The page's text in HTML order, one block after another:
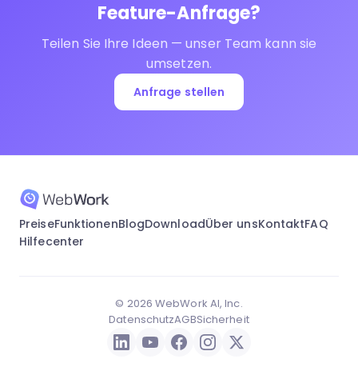
Feature-Anfrage?
Teilen Sie Ihre Ideen — unser Team kann sie
umsetzen.
Anfrage stellen
PreiseFunktionenBlogDownloadÜber unsKontaktFAQ
Hilfecenter
© 2026 WebWork AI, Inc.
DatenschutzAGBSicherheit